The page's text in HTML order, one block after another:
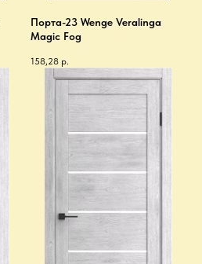
Порта-23 Wenge Veralinga
Magic Fog
158,28 р.